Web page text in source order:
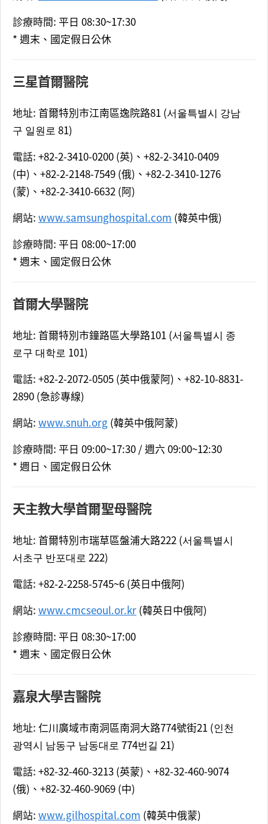
診療時間: 平日 08:30~17:30
* 週末、國定假日公休
三星首爾醫院
地址: 首爾特別市江南區逸院路81 (서울특별시 강남
구 일원로 81)
電話: +82-2-3410-0200 (英)、+82-2-3410-0409
(中)、+82-2-2148-7549 (俄)、+82-2-3410-1276
(蒙)、+82-2-3410-6632 (阿)
網站: www.samsunghospital.com (韓英中俄)
診療時間: 平日 08:00~17:00
* 週末、國定假日公休
首爾大學醫院
地址: 首爾特別市鐘路區大學路101 (서울특별시 종
로구 대학로 101)
電話: +82-2-2072-0505 (英中俄蒙阿)、+82-10-8831-
2890 (急診專線)
網站: www.snuh.org (韓英中俄阿蒙)
診療時間: 平日 09:00~17:30 / 週六 09:00~12:30
* 週日、國定假日公休
天主教大學首爾聖母醫院
地址: 首爾特別市瑞草區盤浦大路222 (서울특별시
서초구 반포대로 222)
電話: +82-2-2258-5745~6 (英日中俄阿)
網站: www.cmcseoul.or.kr (韓英日中俄阿)
診療時間: 平日 08:30~17:00
* 週末、國定假日公休
嘉泉大學吉醫院
地址: 仁川廣域市南洞區南洞大路774號街21 (인천
광역시 남동구 남동대로 774번길 21)
電話: +82-32-460-3213 (英蒙)、+82-32-460-9074
(俄)、+82-32-460-9069 (中)
網站: www.gilhospital.com (韓英中俄蒙)